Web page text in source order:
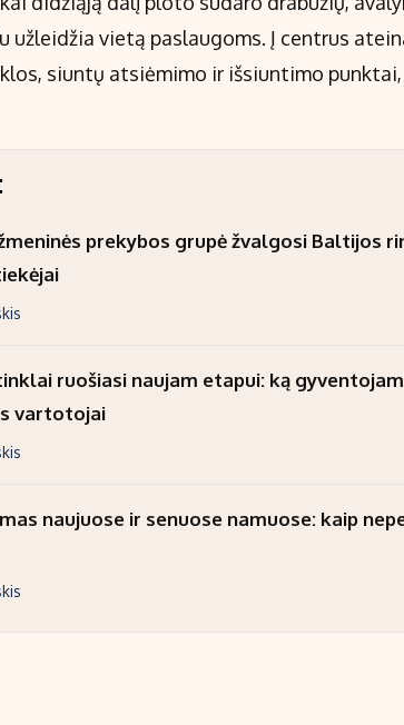
užleidžia vietą paslaugoms. Į centrus
siuntų atsiėmimo ir išsiuntimo
prekybos grupė žvalgosi Baltijos
ruošiasi naujam etapui: ką
vartotojai
naujuose ir senuose namuose: kaip